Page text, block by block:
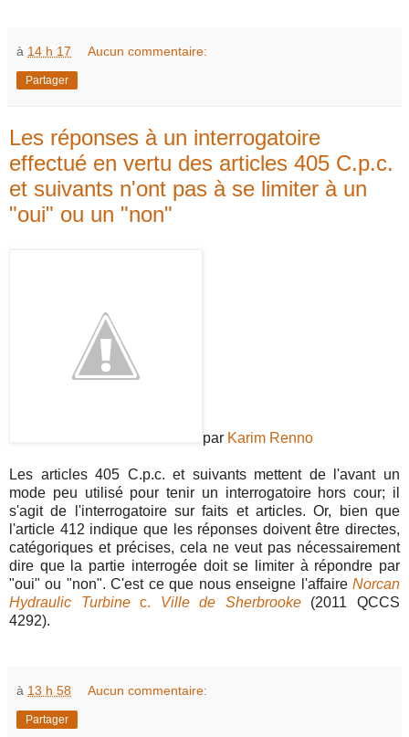
à 14 h 17 Aucun commentaire:
Partager
Les réponses à un interrogatoire
effectué en vertu des articles 405 C.p.c.
et suivants n'ont pas à se limiter à un
"oui" ou un "non"
par Karim Renno
Les articles 405 C.p.c. et suivants mettent de l'avant un
mode peu utilisé pour tenir un interrogatoire hors cour; il
s'agit de l'interrogatoire sur faits et articles. Or, bien que
l'article 412 indique que les réponses doivent être directes,
catégoriques et précises, cela ne veut pas nécessairement
dire que la partie interrogée doit se limiter à répondre par
"oui" ou "non". C'est ce que nous enseigne l'affaire Norcan
Hydraulic Turbinec. Ville de Sherbrooke(2011 QCCS
4292).
à 13 h 58 Aucun commentaire:
Partager